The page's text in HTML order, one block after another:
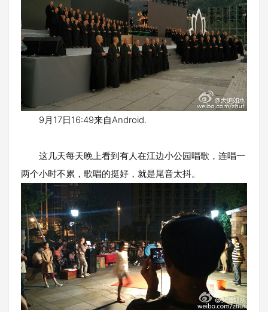
9月17日16:49来自Android.
这几天每天晚上看到有人在江边小公园唱歌，连唱一
两个小时不累，歌唱的挺好，就是尾音太抖。